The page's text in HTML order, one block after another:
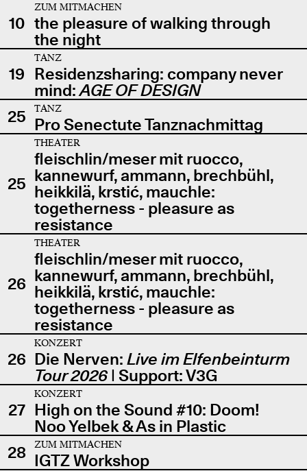
10
ZUM MITMACHEN
the pleasure of walking through
the night
19
TANZ
Residenzsharing: company never
mind:AGE OF DESIGN
25
TANZ
Pro Senectute Tanznachmittag
25
THEATER
fleischlin/meser mit ruocco,
kannewurf, ammann, brechbühl,
heikkilä, krstić, mauchle:
togetherness - pleasure as
resistance
26
THEATER
fleischlin/meser mit ruocco,
kannewurf, ammann, brechbühl,
heikkilä, krstić, mauchle:
togetherness - pleasure as
resistance
26
KONZERT
Die Nerven: Live im Elfenbeinturm
Tour 2026| Support: V3G
27
KONZERT
High on the Sound #10: Doom!
Noo Yelbek & As in Plastic
28
ZUM MITMACHEN
IGTZ Workshop